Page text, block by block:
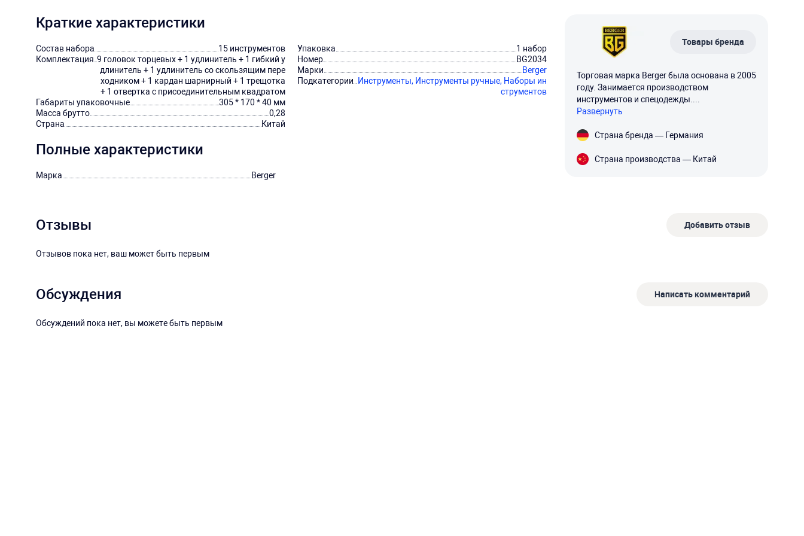
Краткие характеристики
Состав набора
15 инструментов
Комплектация 9 головок торцевых + 1 удлинитель + 1 гибкий у
длинитель + 1 удлинитель со скользящим пере
ходником + 1 кардан шарнирный + 1 трещотка
+ 1 отвертка с присоединительным квадратом
Габариты упаковочные
305 * 170 * 40 мм
Масса брутто
0,28
Страна
Китай
Упаковка
1 набор
Номер
BG2034
Марки
Berger
Подкатегории
Инструменты, Инструменты ручные, Наборы ин
струментов
Полные характеристики
Марка Berger
Товары бренда
Торговая марка Berger была основана в 2005
году. Занимается производством
инструментов и спецодежды....
Развернуть
Страна бренда — Германия
Страна производства — Китай
Отзывы Добавить отзыв
Отзывов пока нет, ваш может быть первым
Обсуждения Написать комментарий
Обсуждений пока нет, вы можете быть первым